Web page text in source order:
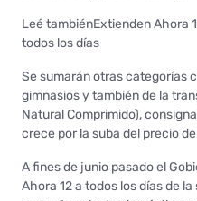
Leé tambiénExtienden Ahora
todos los días
Se sumarán otras categorías
gimnasios y también de la
Natural Comprimido),
crece por la suba del precio
A fines de junio pasado el
Ahora 12 a todos los días de